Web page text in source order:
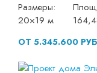
Размеры:
20×19 м
ОТ 5.345.600